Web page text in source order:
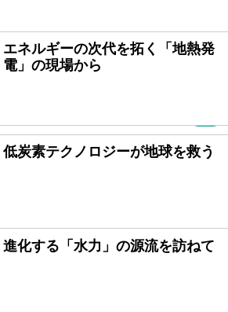
エネルギーの次代を拓く「地熱発
電」の現場から
低炭素テクノロジーが地球を救う
進化する「水力」の源流を訪ねて